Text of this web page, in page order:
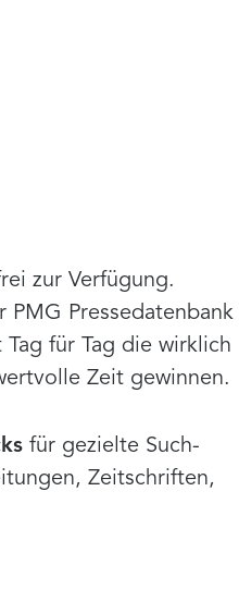
zur Verfügung.
Pressedatenbank
für Tag die wirklich
Zeit gewinnen.
für gezielte Such-
Zeitschriften,